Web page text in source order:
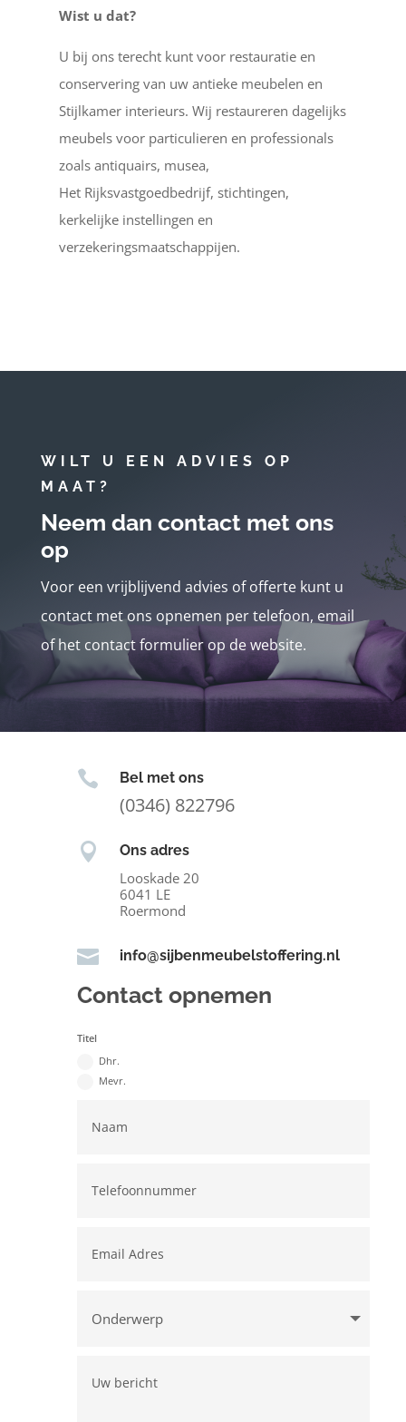
Wist u dat?
U bij ons terecht kunt voor restauratie en
conservering van uw antieke meubelen en
Stijlkamer interieurs. Wij restaureren dagelijks
meubels voor particulieren en professionals
zoals antiquairs, musea,
Het Rijksvastgoedbedrijf, stichtingen,
kerkelijke instellingen en
verzekeringsmaatschappijen.
WILT U EEN ADVIES OP
MAAT?
Neem dan contact met ons
op
Voor een vrijblijvend advies of offerte kunt u
contact met ons opnemen per telefoon, email
of het contact formulier op de website.
 Bel met ons
(0346) 822796
 Ons adres
Looskade 20
6041 LE
Roermond
 info@sijbenmeubelstoffering.nl
Contact opnemen
Titel
Dhr.
Mevr.